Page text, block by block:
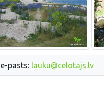
pasts: lauku@celotajs.lv